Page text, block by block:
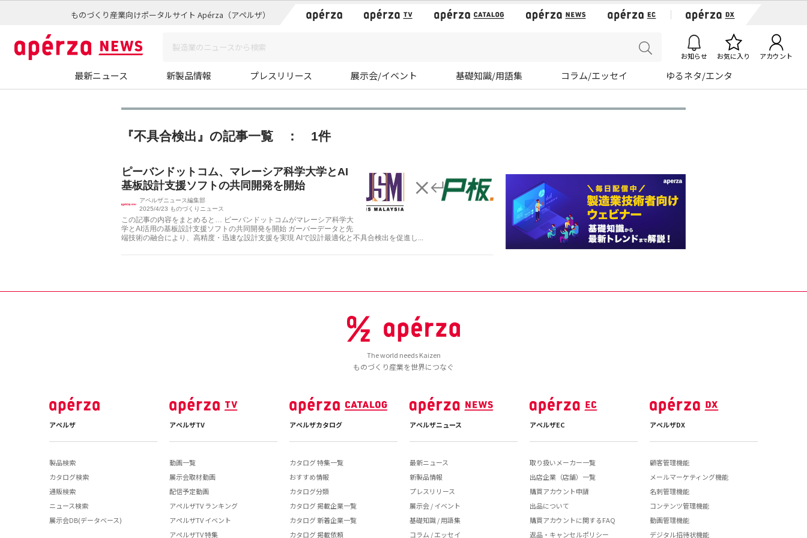
ものづくり産業向けポータルサイト Apérza（アペルザ）
お知らせ お気に入り アカウント
最新ニュース 新製品情報 プレスリリース 展示会/イベント 基礎知識/用語集 コラム/エッセイ ゆるネタ/エンタ
『不具合検出』の記事一覧 ： 1件
ピーバンドットコム、マレーシア科学大学とAI
基板設計支援ソフトの共同開発を開始
アペルザニュース編集部
2025/4/23 ものづくりニュース
この記事の内容をまとめると… ピーバンドットコムがマレーシア科学大
学とAI活用の基板設計支援ソフトの共同開発を開始 ガーバーデータと先
端技術の融合により、高精度・迅速な設計支援を実現 AIで設計最適化と不具合検出を促進し...
The world needs Kaizen
ものづくり産業を世界につなぐ
アペルザ
製品検索
カタログ検索
通販検索
ニュース検索
展示会DB(データベース)
アペルザTV
動画一覧
展示会取材動画
配信予定動画
アペルザTV ランキング
アペルザTV イベント
アペルザTV 特集
アペルザカタログ
カタログ 特集一覧
おすすめ情報
カタログ分類
カタログ 掲載企業一覧
カタログ 新着企業一覧
カタログ 掲載依頼
アペルザニュース
最新ニュース
新製品情報
プレスリリース
展示会 / イベント
基礎知識 / 用語集
コラム / エッセイ
アペルザEC
取り扱いメーカー一覧
出店企業（店舗）一覧
購買アカウント申請
出品について
購買アカウントに関するFAQ
返品・キャンセルポリシー
アペルザDX
顧客管理機能
メールマーケティング機能
名刺管理機能
コンテンツ管理機能
動画管理機能
デジタル招待状機能